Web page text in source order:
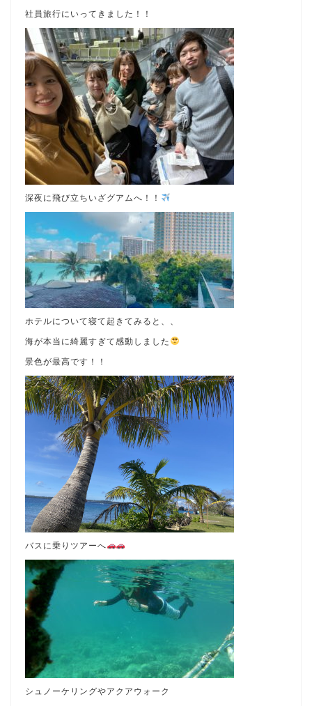
社員旅行にいってきました！！
深夜に飛び立ちいざグアムへ！！
ホテルについて寝て起きてみると、、
海が本当に綺麗すぎて感動しました
景色が最高です！！
バスに乗りツアーへ
シュノーケリングやアクアウォーク